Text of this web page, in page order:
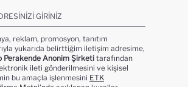
GIRINIZ
reklam, promosyon, tanıtım
yukarıda belirttiğim iletişim adresime,
Perakende Anonim Şirketi tarafından
ileti gönderilmesini ve kişisel
bu amaçla işlenmesini ETK